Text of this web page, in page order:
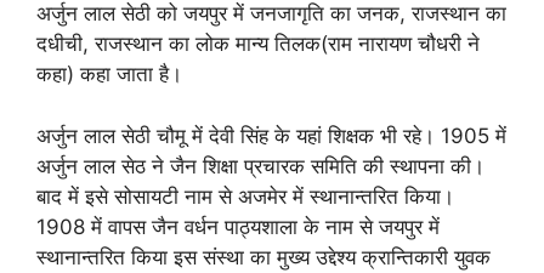
अर्जुन लाल सेठी को जयपुर में जनजागृति का जनक, राजस्थान का
दधीची, राजस्थान का लोक मान्य तिलक(राम नारायण चौधरी ने
कहा) कहा जाता है।
अर्जुन लाल सेठी चौमू में देवी सिंह के यहां शिक्षक भी रहे। 1905 में
अर्जुन लाल सेठ ने जैन शिक्षा प्रचारक समिति की स्थापना की।
बाद में इसे सोसायटी नाम से अजमेर में स्थानान्तरित किया।
1908 में वापस जैन वर्धन पाठ्यशाला के नाम से जयपुर में
स्थानान्तरित किया इस संस्था का मुख्य उद्देश्य क्रान्तिकारी युवक